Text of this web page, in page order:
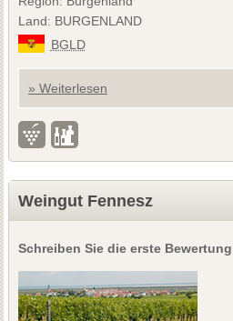
Land: BURGENLAND
BGLD
» Weiterlesen
Weingut Fennesz
Schreiben Sie die erste Bewertung